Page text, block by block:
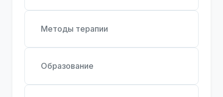
Методы терапии
Образование